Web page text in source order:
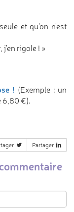
et qu'on n'est
j'en rigole ! »
! (Exemple : un
6,80 €).
Partager